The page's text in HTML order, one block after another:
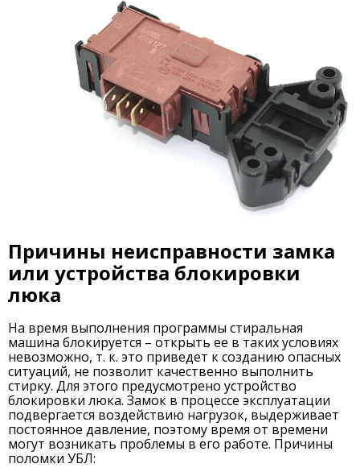
Причины неисправности замка
или устройства блокировки
люка
На время выполнения программы стиральная
машина блокируется – открыть ее в таких условиях
невозможно, т. к. это приведет к созданию опасных
ситуаций, не позволит качественно выполнить
стирку. Для этого предусмотрено устройство
блокировки люка. Замок в процессе эксплуатации
подвергается воздействию нагрузок, выдерживает
постоянное давление, поэтому время от времени
могут возникать проблемы в его работе. Причины
поломки УБЛ: